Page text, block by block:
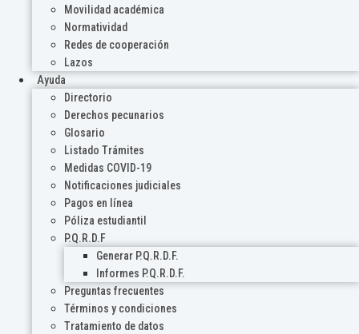
Movilidad académica
Normatividad
Redes de cooperación
Lazos
Ayuda
Directorio
Derechos pecunarios
Glosario
Listado Trámites
Medidas COVID-19
Notificaciones judiciales
Pagos en línea
Póliza estudiantil
P.Q.R.D.F
Generar P.Q.R.D.F.
Informes P.Q.R.D.F.
Preguntas frecuentes
Términos y condiciones
Tratamiento de datos